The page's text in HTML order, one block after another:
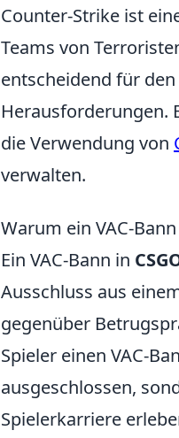
Counter-Strike ist
Teams von
entscheidend für
Herausforderungen.
die Verwendung von
verwalten.
Warum ein VAC-
Ein VAC-Bann in
Ausschluss aus
gegenüber
Spieler einen VAC-
ausgeschlossen,
Spielerkarriere